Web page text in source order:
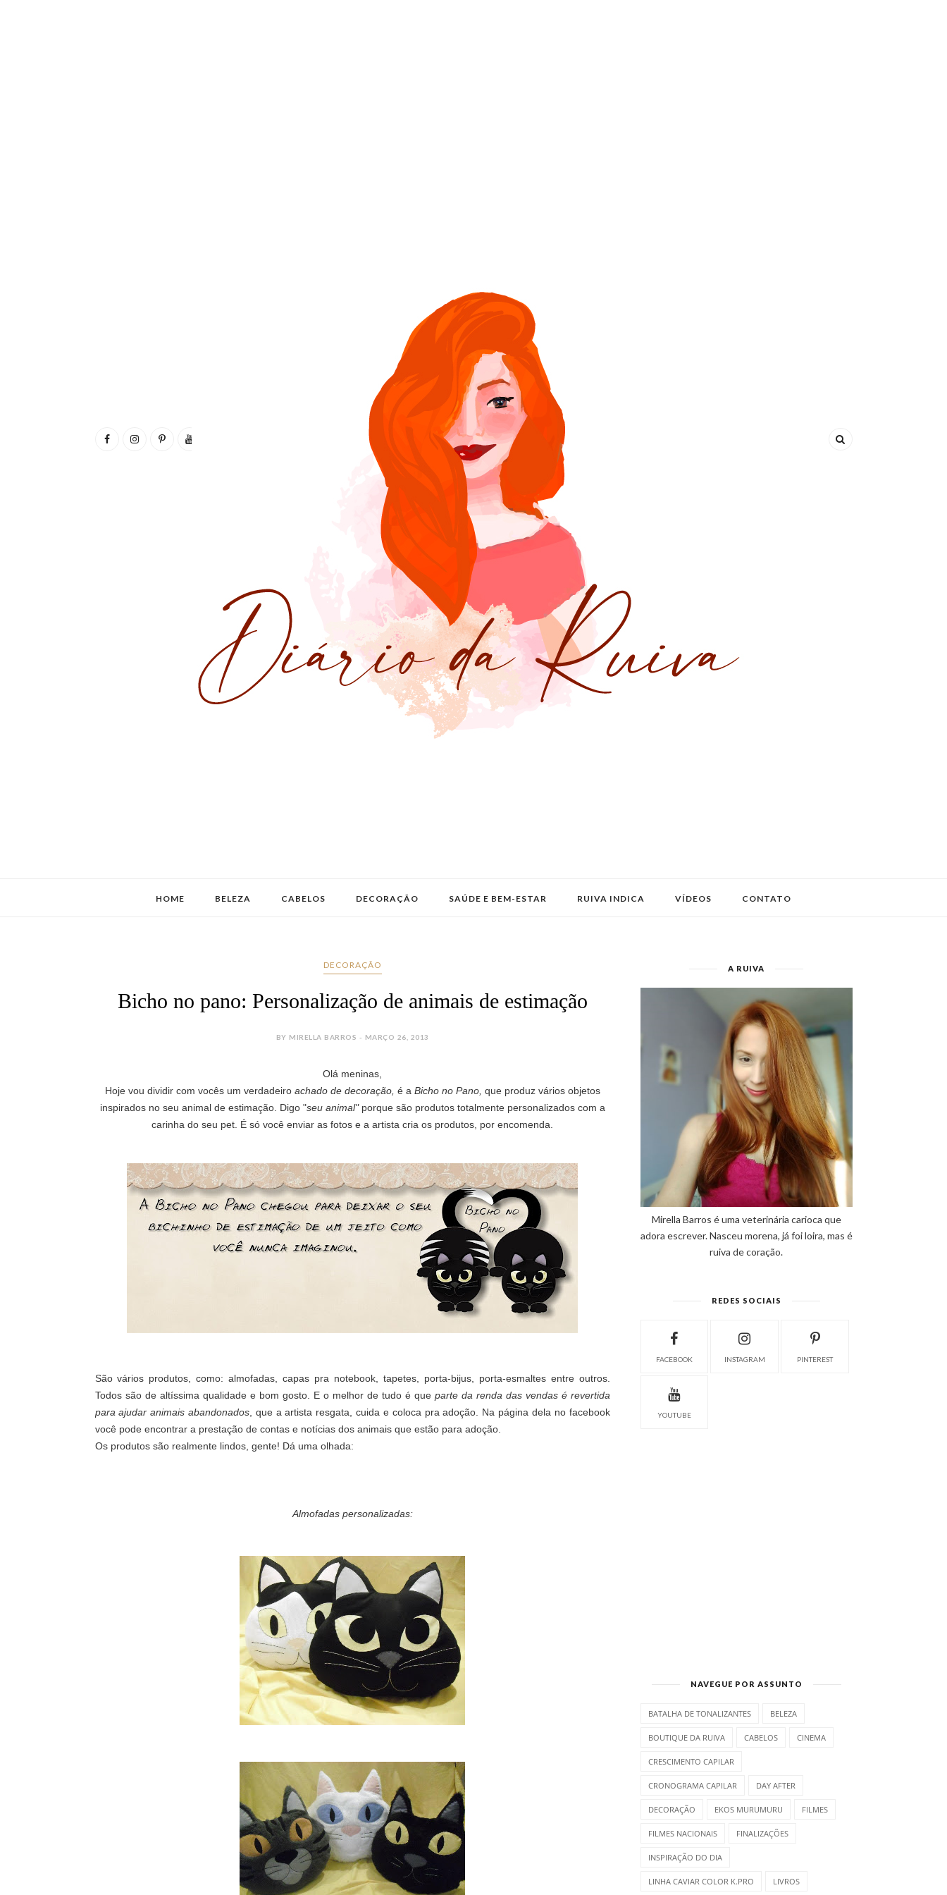
HOME BELEZA CABELOS DECORAÇÃO SAÚDE E BEM-ESTAR RUIVA INDICA VÍDEOS CONTATO
DECORAÇÃO
Bicho no pano: Personalização de animais de estimação
BY MIRELLA BARROS - MARÇO 26, 2013
Olá meninas,
Hoje vou dividir com vocês um verdadeiro achado de decoração, é a Bicho no Pano, que produz vários objetos
inspirados no seu animal de estimação. Digo "seu animal" porque são produtos totalmente personalizados com a
carinha do seu pet. É só você enviar as fotos e a artista cria os produtos, por encomenda.
São vários produtos, como: almofadas, capas pra notebook, tapetes, porta-bijus, porta-esmaltes entre outros.
Todos são de altíssima qualidade e bom gosto. E o melhor de tudo é que parte da renda das vendas é revertida
para ajudar animais abandonados, que a artista resgata, cuida e coloca pra adoção. Na página dela no facebook
você pode encontrar a prestação de contas e notícias dos animais que estão para adoção.
Os produtos são realmente lindos, gente! Dá uma olhada:
Almofadas personalizadas:
A RUIVA
Mirella Barros é uma veterinária carioca que
adora escrever. Nasceu morena, já foi loira, mas é
ruiva de coração.
REDES SOCIAIS
FACEBOOK INSTAGRAM PINTEREST
YOUTUBE
NAVEGUE POR ASSUNTO
BATALHA DE TONALIZANTES BELEZA
BOUTIQUE DA RUIVA CABELOS CINEMA
CRESCIMENTO CAPILAR
CRONOGRAMA CAPILAR DAY AFTER
DECORAÇÃO EKOS MURUMURU FILMES
FILMES NACIONAIS FINALIZAÇÕES
INSPIRAÇÃO DO DIA
LINHA CAVIAR COLOR K.PRO LIVROS